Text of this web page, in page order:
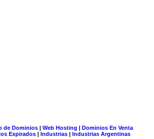
de Dominios| Web Hosting | Dominios En Venta
Expirados | Industrias | Industrias Argentinas